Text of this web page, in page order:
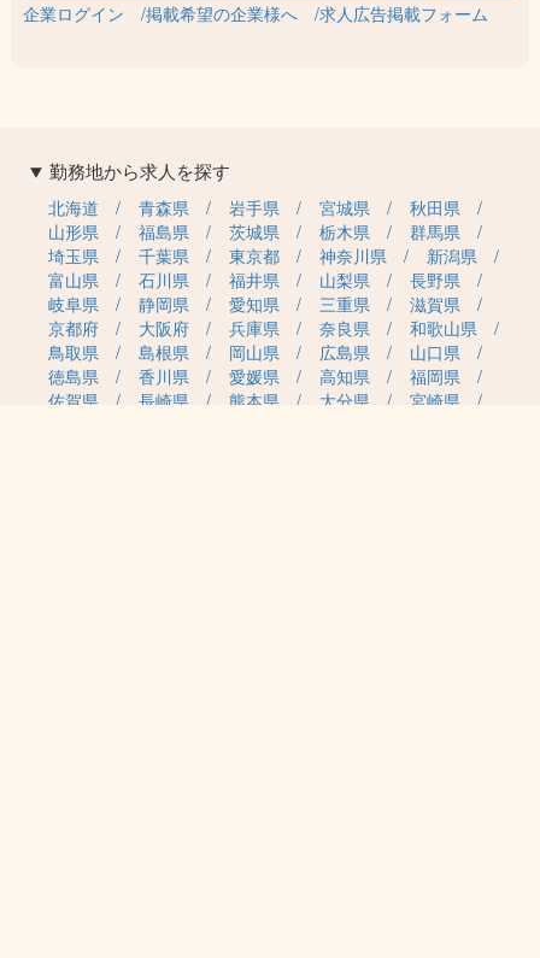
企業ログイン 掲載希望の企業様へ 求人広告掲載フォーム
勤務地から求人を探す
北海道 青森県 岩手県 宮城県
秋田県
山形県
福島県 茨城県 栃木県
群馬県
埼玉県
千葉県 東京都 神奈川県
新潟県
富山県
石川県 福井県 山梨県
長野県
岐阜県
静岡県 愛知県 三重県
滋賀県
京都府
大阪府 兵庫県 奈良県
和歌山県
鳥取県
島根県 岡山県 広島県
山口県
徳島県
香川県 愛媛県 高知県
福岡県
佐賀県
長崎県 熊本県 大分県
宮崎県